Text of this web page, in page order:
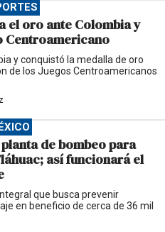
el oro ante Colombia y
Centroamericano
y conquistó la medalla de oro
de los Juegos Centroamericanos
de bombeo para
así funcionará el
que busca prevenir
en beneficio de cerca de 36 mil